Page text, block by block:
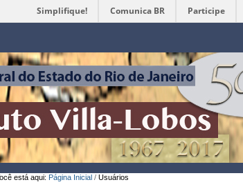
Simplifique! Comunica BR Participe
está aqui: Página Inicial / Usuários